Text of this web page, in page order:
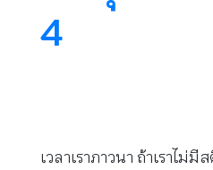
4
เวลาเราภาวนา ถ้าเราไม่